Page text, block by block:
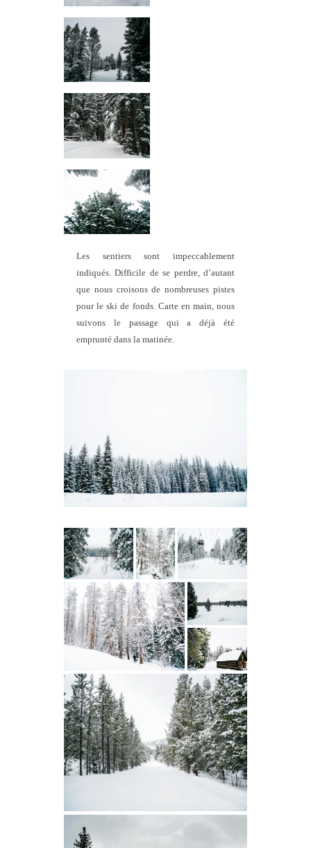
Les sentiers sont impeccablement
indiqués. Difficile de se perdre, d’autant
que nous croisons de nombreuses pistes
pour le ski de fonds. Carte en main, nous
suivons le passage qui a déjà été
emprunté dans la matinée.